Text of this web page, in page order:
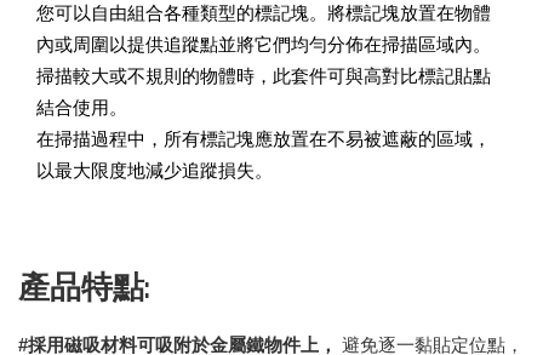
您可以自由組合各種類型的標記塊。將標記塊放置在物體
內或周圍以提供追蹤點並將它們均勻分佈在掃描區域內。
掃描較大或不規則的物體時，此套件可與高對比標記貼點
結合使用。
在掃描過程中，所有標記塊應放置在不易被遮蔽的區域，
以最大限度地減少追蹤損失。
產品特點:
#採用磁吸材料可吸附於金屬鐵物件上， 避免逐一黏貼定位點，